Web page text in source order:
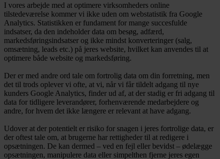
I vores arbejde med at optimere virksomheders online
tilstedeværelse kommer vi ikke uden om webstatistik fra Google
Analytics. Statistikken er fundament for mange succesfulde
indsatser, da den indeholder data om besøg, adfærd,
markedsføringsindsatser og ikke mindst konverteringer (salg,
omsætning, leads etc.) på jeres website, hvilket kan anvendes til at
optimere både website og markedsføring.
Der er med andre ord tale om fortrolig data om din forretning, men
det til trods oplever vi ofte, at vi, når vi får tildelt adgang til nye
kunders Google Analytics, finder ud af, at der stadig er fri adgang til
data for tidligere leverandører, forhenværende medarbejdere og
andre, for hvem det ikke længere er relevant at have adgang.
Udover at der potentielt er risiko for snagen i jeres fortrolige data, er
der oftest tale om, at brugerne har rettigheder til at redigere i
opsætningen. De kan dermed – ved en fejl eller bevidst – ødelægge
opsætningen, manipulere data eller simpelthen fjerne jeres egen